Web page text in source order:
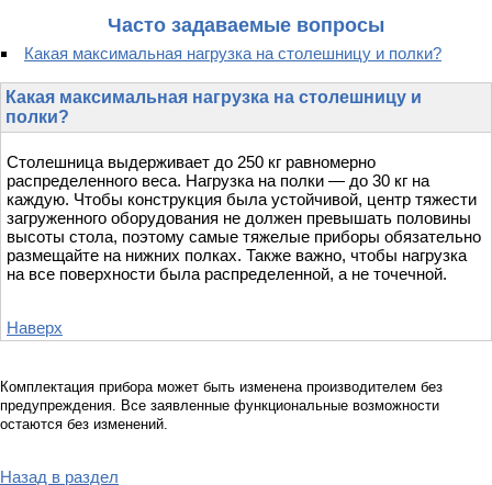
Часто задаваемые вопросы
Какая максимальная нагрузка на столешницу и полки?
Какая максимальная нагрузка на столешницу и
полки?
Столешница выдерживает до 250 кг равномерно
распределенного веса. Нагрузка на полки — до 30 кг на
каждую. Чтобы конструкция была устойчивой, центр тяжести
загруженного оборудования не должен превышать половины
высоты стола, поэтому самые тяжелые приборы обязательно
размещайте на нижних полках. Также важно, чтобы нагрузка
на все поверхности была распределенной, а не точечной.
Наверх
Комплектация прибора может быть изменена производителем без
предупреждения. Все заявленные функциональные возможности
остаются без изменений.
Назад в раздел